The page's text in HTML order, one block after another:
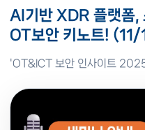
AI기반 XDR 플랫폼,
OT보안 키노트! (11/
'OT&ICT 보안 인사이트